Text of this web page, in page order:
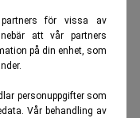
för vissa av
att vår partners
på din enhet, som
personuppgifter som
Vår behandling av
att vi nu
hur vi med en
kraft att växa.